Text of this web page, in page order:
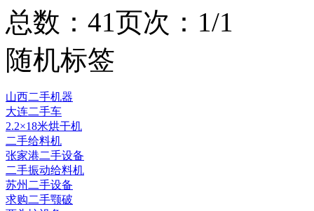
总数：41页次：1/1
随机标签
山西二手机器
大连二手车
2.2×18米烘干机
二手给料机
张家港二手设备
二手振动给料机
苏州二手设备
求购二手颚破